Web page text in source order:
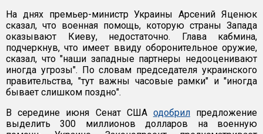
На днях премьер-министр Украины Арсений Яценюк
сказал, что военная помощь, которую страны Запада
оказывают Киеву, недостаточно. Глава кабмина,
подчеркнув, что имеет ввиду оборонительное оружие,
сказал, что "наши западные партнеры недооценивают
иногда угрозы". По словам председателя украинского
правительства, "тут важны часовые рамки" и "иногда
бывает слишком поздно".
В середине июня Сенат США одобрилпредложение
выделить 300 миллионов долларов на военную